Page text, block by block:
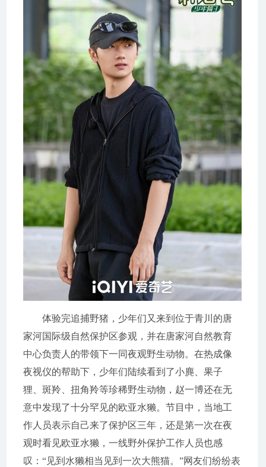
体验完追捕野猪，少年们又来到位于青川的唐
家河国际级自然保护区参观，并在唐家河自然教育
中心负责人的带领下一同夜观野生动物。在热成像
夜视仪的帮助下，少年们陆续看到了小麂、果子
狸、斑羚、扭角羚等珍稀野生动物，赵一博还在无
意中发现了十分罕见的欧亚水獭。节目中，当地工
作人员表示自己来了保护区三年，还是第一次在夜
观时看见欧亚水獭，一线野外保护工作人员也感
叹：“见到水獭相当见到一次大熊猫。”网友们纷纷表